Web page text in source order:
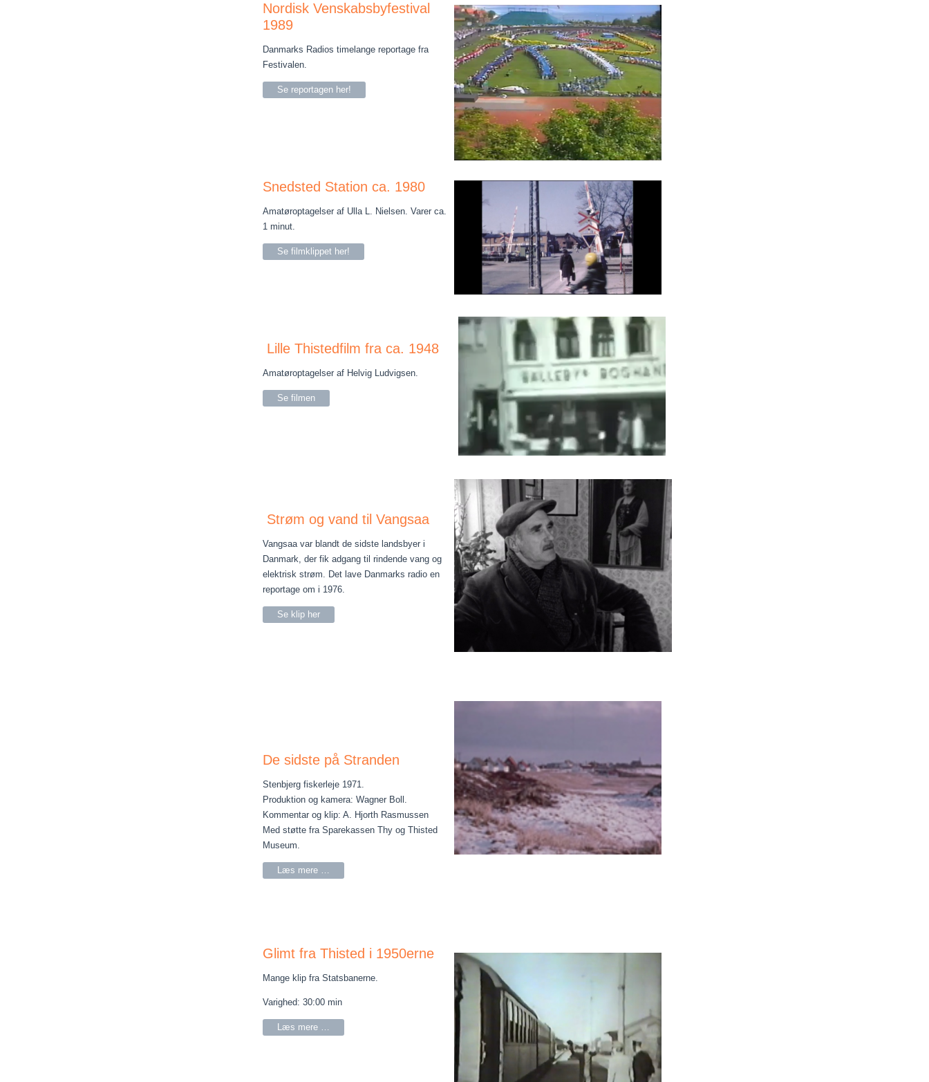
Nordisk Venskabsbyfestival
1989
Danmarks Radios timelange reportage fra
Festivalen.
Se reportagen her!
Snedsted Station ca. 1980
Amatøroptagelser af Ulla L. Nielsen. Varer ca.
1 minut.
Se filmklippet her!
Lille Thistedfilm fra ca. 1948
Amatøroptagelser af Helvig Ludvigsen.
Se filmen
Strøm og vand til Vangsaa
Vangsaa var blandt de sidste landsbyer i
Danmark, der fik adgang til rindende vang og
elektrisk strøm. Det lave Danmarks radio en
reportage om i 1976.
Se klip her
De sidste på Stranden
Stenbjerg fiskerleje 1971.
Produktion og kamera: Wagner Boll.
Kommentar og klip: A. Hjorth Rasmussen
Med støtte fra Sparekassen Thy og Thisted
Museum.
Læs mere …
Glimt fra Thisted i 1950erne
Mange klip fra Statsbanerne.
Varighed: 30:00 min
Læs mere …